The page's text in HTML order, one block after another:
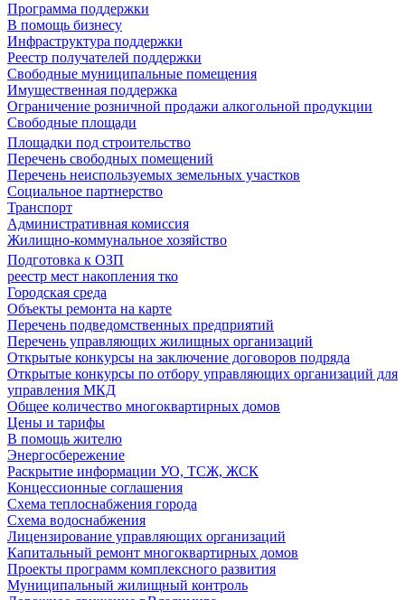
Программа поддержки
В помощь бизнесу
Инфраструктура поддержки
Реестр получателей поддержки
Свободные муниципальные помещения
Имущественная поддержка
Ограничение розничной продажи алкогольной продукции
Свободные площади
Площадки под строительство
Перечень свободных помещений
Перечень неиспользуемых земельных участков
Социальное партнерство
Транспорт
Административная комиссия
Жилищно-коммунальное хозяйство
Подготовка к ОЗП
реестр мест накопления тко
Городская среда
Объекты ремонта на карте
Перечень подведомственных предприятий
Перечень управляющих жилищных организаций
Открытые конкурсы на заключение договоров подряда
Открытые конкурсы по отбору управляющих организаций для
управления МКД
Общее количество многоквартирных домов
Цены и тарифы
В помощь жителю
Энергосбережение
Раскрытие информации УО, ТСЖ, ЖСК
Концессионные соглашения
Схема теплоснабжения города
Схема водоснабжения
Лицензирование управляющих организаций
Капитальный ремонт многоквартирных домов
Проекты программ комплексного развития
Муниципальный жилищный контроль